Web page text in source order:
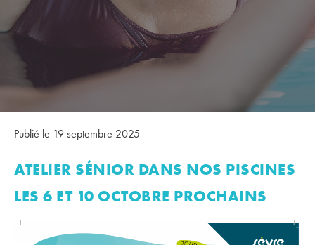
Publié le 19 septembre 2025
ATELIER SÉNIOR DANS NOS PISCINES
LES 6 ET 10 OCTOBRE PROCHAINS